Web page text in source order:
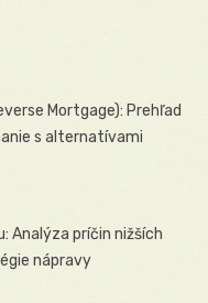
Mortgage): Prehľad
s alternatívami
Analýza príčin nižších
nápravy